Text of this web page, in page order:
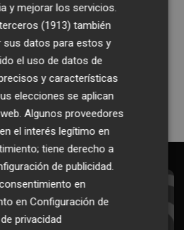
la actualidad de
en tu correo
suscribirme
al Boletín
primera hora en tu email
y mejorar los servicios.
(1913) también
sus datos para estos y
el uso de datos de
y características
elecciones se aplican
Algunos proveedores
el interés legítimo en
tiene derecho a
de publicidad
en
enConfiguración de
privacidad